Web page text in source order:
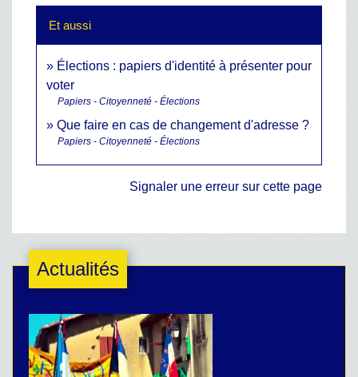
Et aussi
Élections : papiers d'identité à présenter pour
voter
Papiers - Citoyenneté - Élections
Que faire en cas de changement d'adresse ?
Papiers - Citoyenneté - Élections
Signaler une erreur sur cette page
Actualités